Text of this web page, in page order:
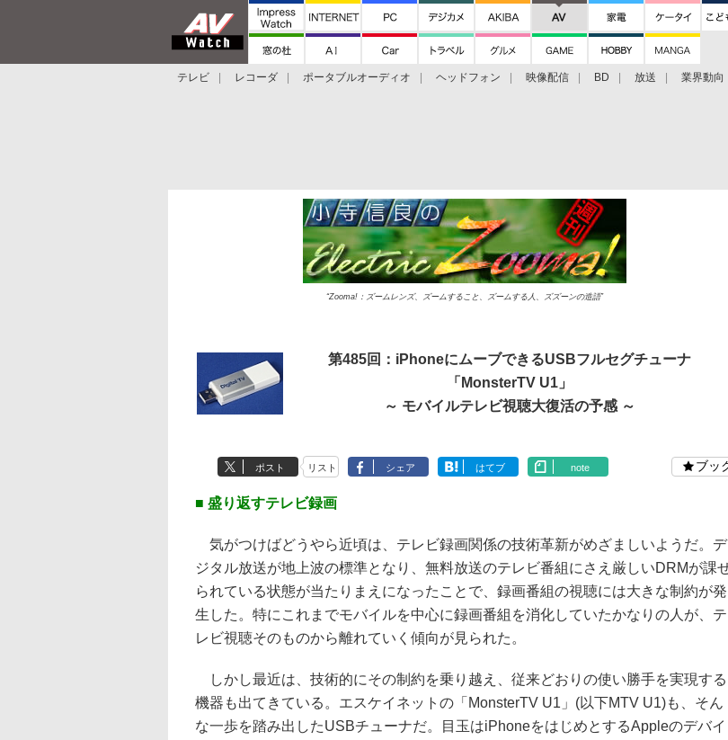
テレビ レコーダ ポータブルオーディオ ヘッドフォン 映像配信 BD 放送 業界動向
“Zooma!：ズームレンズ、ズームすること、ズームする人、ズズーンの造語”
第485回：iPhoneにムーブできるUSBフルセグチューナ
「MonsterTV U1」
～ モバイルテレビ視聴大復活の予感 ～
ポスト リスト シェア はてブ note ブッ
■ 盛り返すテレビ録画
気がつけばどうやら近頃は、テレビ録画関係の技術革新がめざましいようだ。デ
ジタル放送が地上波の標準となり、無料放送のテレビ番組にさえ厳しいDRMが課
られている状態が当たりまえになったことで、録画番組の視聴には大きな制約が発
生した。特にこれまでモバイルを中心に録画番組を消化していたかなりの人が、テ
レビ視聴そのものから離れていく傾向が見られた。
しかし最近は、技術的にその制約を乗り越え、従来どおりの使い勝手を実現する
機器も出てきている。エスケイネットの「MonsterTV U1」(以下MTV U1)も、そん
な一歩を踏み出したUSBチューナだ。目玉はiPhoneをはじめとするAppleのデバイ